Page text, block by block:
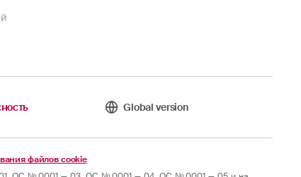
Global version
файлов cookie